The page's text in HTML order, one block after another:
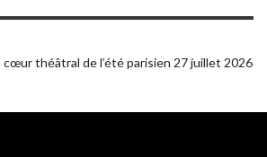
cœur théâtral de l’été parisien 27 juillet 2026